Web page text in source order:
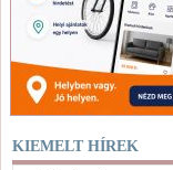
KIEMELT HÍREK